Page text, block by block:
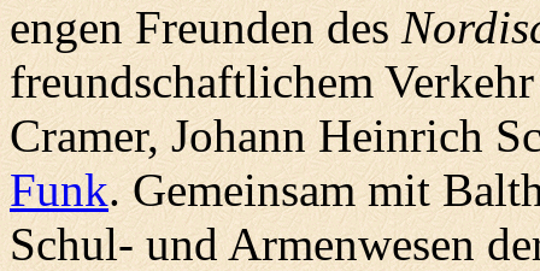
engen Freunden des
freundschaftlichem
Cramer, Johann Heinrich
Funk. Gemeinsam mit
Schul- und Armenwesen